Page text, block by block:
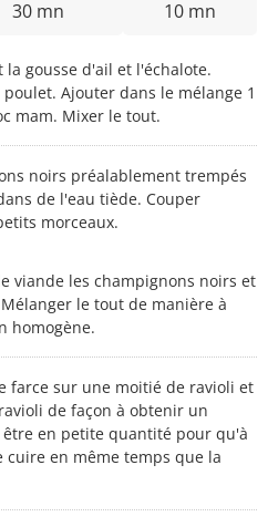
30 mn
10 mn
la gousse d'ail et l'échalote.
Ajouter dans le mélange 1
mam. Mixer le tout.
noirs préalablement trempés
de l'eau tiède. Couper
morceaux.
viande les champignons noirs et
le tout de manière à
homogène.
farce sur une moitié de ravioli et
de façon à obtenir un
en petite quantité pour qu'à
cuire en même temps que la